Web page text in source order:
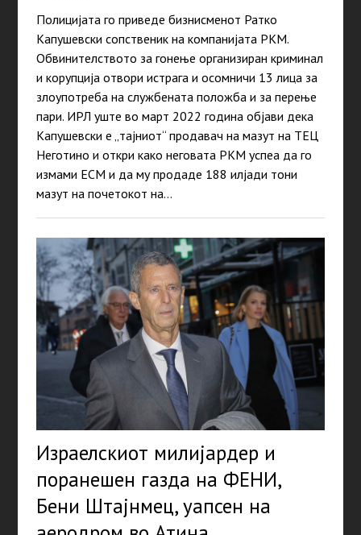
Полицијата го приведе бизнисменот Ратко
Капушевски сопственик на компанијата РКМ.
Обвинителството за гонење организиран криминал
и корупција отвори истрага и осомничи 13 лица за
злоупотреба на службената положба и за перење
пари. ИРЛ уште во март 2022 година објави дека
Капушевски е „тајниот“ продавач на мазут на ТЕЦ
Неготино и откри како неговата РКМ успеа да го
измами ЕСМ и да му продаде 188 илјади тони
мазут на почетокот на…
Израелскиот милијардер и
поранешен газда на ФЕНИ,
Бени Штајнмец, уапсен на